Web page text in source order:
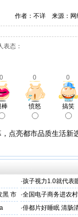
作者：不详 来源：
表态：
0 0 0
棒 愤怒 搞笑
点亮都市品质生活新
·孩子视力1.0就代表
黑 市
·全国电子商务进农
利开班
·俳都片好睡眠 清肠